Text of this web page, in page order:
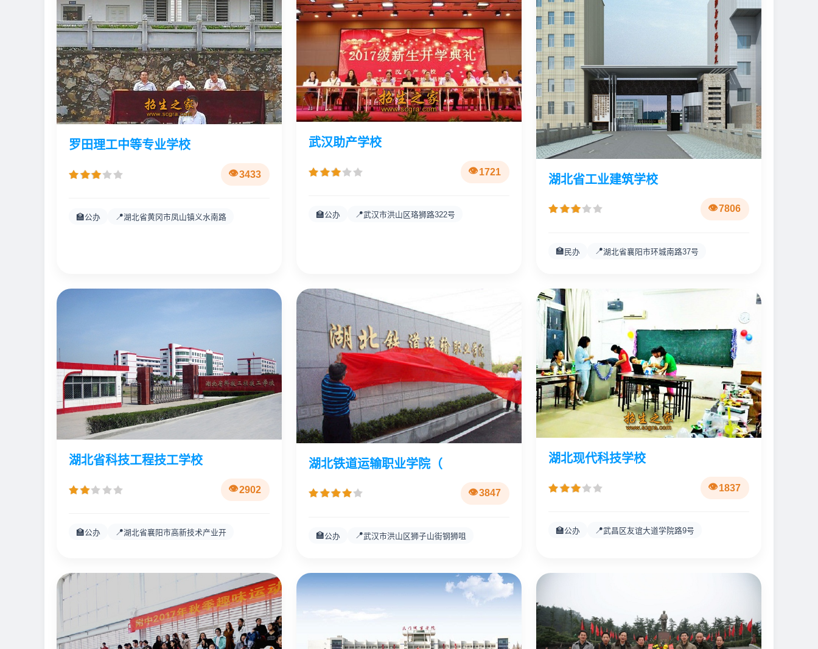
罗田理工中等专业学校
3433
🏫公办 📍湖北省黄冈市凤山镇义水南路
武汉助产学校
1721
🏫公办 📍武汉市洪山区珞狮路322号
湖北省工业建筑学校
7806
🏫 民办 📍湖北省襄阳市环城南路37号
湖北省科技工程技工学校
2902
🏫公办 📍湖北省襄阳市高新技术产业开
湖北铁道运输职业学院（
3847
🏫公办 📍武汉市洪山区狮子山街钢狮咀
湖北现代科技学校
1837
🏫公办 📍武昌区友谊大道学院路9号